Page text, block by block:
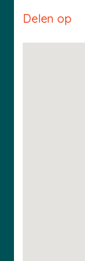
Delen op